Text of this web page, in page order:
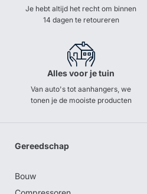
Je hebt altijd het recht om binnen
14 dagen te retoureren
Alles voor je tuin
Van auto's tot aanhangers, we
tonen je de mooiste producten
Gereedschap
Bouw